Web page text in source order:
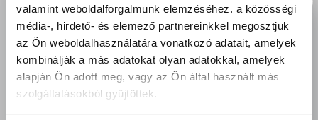
valamint weboldalforgalmunk elemzéséhez. a közösségi
média-, hirdető- és elemező partnereinkkel megosztjuk
az Ön weboldalhasználatára vonatkozó adatait, amelyek
kombinálják a más adatokat olyan adatokkal, amelyek
alapján Ön adott meg, vagy az Ön által használt más
szolgáltatásokból gyűjtöttek.
A Mapelastic betonok nagy rugalmasságú vízzáró
bevonataként alkalmazható, különösen a
repedezésnek kitett betonszerkezetekre. A
Mapelastic az aljzatok meglévő hajszálrepedéseit